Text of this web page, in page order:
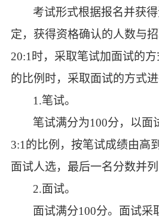
考试形式根据报名并获
定，获得资格确认的人数与
20:1时，采取笔试加面试的
的比例时，采取面试的方式进
1.笔试。
笔试满分为100分，以面
3:1的比例，按笔试成绩由高
面试人选，最后一名分数并列
2.面试。
面试满分100分。面试采